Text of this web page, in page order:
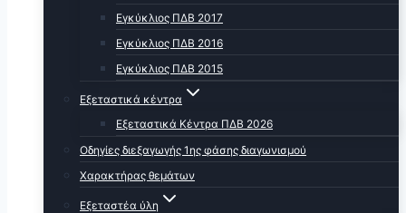
Εγκύκλιος ΠΔΒ 2017
Εγκύκλιος ΠΔΒ 2016
Εγκύκλιος ΠΔΒ 2015
Εξεταστικά κέντρα
Εξεταστικά Κέντρα ΠΔΒ 2026
Οδηγίες διεξαγωγής 1ης φάσης διαγωνισμού
Χαρακτήρας θεμάτων
Εξεταστέα ύλη